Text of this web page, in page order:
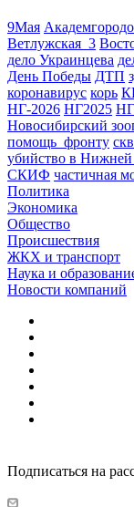
9Мая
Ветлужская_3
дело Украинцева
День Победы ДТП
коронавирус корь
НГ-2026 НГ2025
Новосибирский
помощь_фронту
убийство в Нижней
СКИФ частичная
Политика
Экономика
Общество
Происшествия
ЖКХ и транспорт
Наука и
Новости компаний
Подписаться на